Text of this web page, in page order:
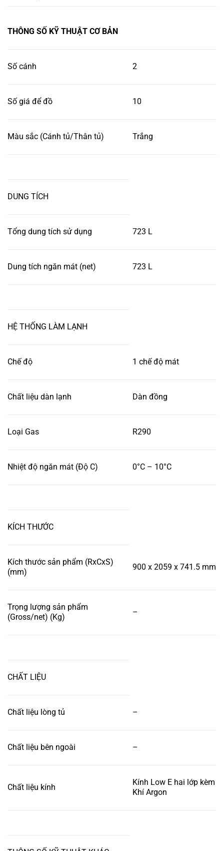
THÔNG SỐ KỸ THUẬT CƠ BẢN
Số cánh 2
Số giá để đồ 10
Màu sắc (Cánh tủ/Thân tủ) Trắng
DUNG TÍCH
Tổng dung tích sử dụng 723 L
Dung tích ngăn mát (net) 723 L
HỆ THỐNG LÀM LẠNH
Chế độ 1 chế độ mát
Chất liệu dàn lạnh Dàn đồng
Loại Gas R290
Nhiệt độ ngăn mát (Độ C) 0°C – 10°C
KÍCH THƯỚC
Kích thước sản phẩm (RxCxS)
(mm)
900 x 2059 x 741.5 mm
Trọng lượng sản phẩm
(Gross/net) (Kg)
–
CHẤT LIỆU
Chất liệu lòng tủ –
Chất liệu bên ngoài –
Chất liệu kính
Kính Low E hai lớp kèm
Khí Argon